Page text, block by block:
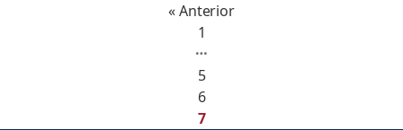
« Anterior
1
…
5
6
7